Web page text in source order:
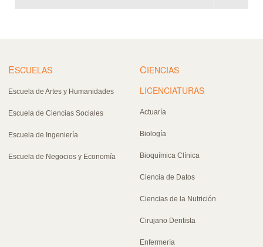
ESCUELAS
Escuela de Artes y Humanidades
Escuela de Ciencias Sociales
Escuela de Ingeniería
Escuela de Negocios y Economía
CIENCIAS
LICENCIATURAS
Actuaría
Biología
Bioquímica Clínica
Ciencia de Datos
Ciencias de la Nutrición
Cirujano Dentista
Enfermería